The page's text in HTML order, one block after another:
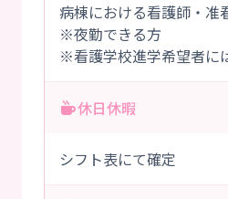
病棟における看護師・准
※夜勤できる方
※看護学校進学希望者に
休日休暇
シフト表にて確定